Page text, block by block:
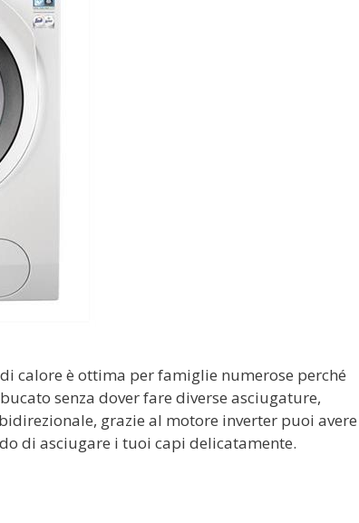
calore è ottima per famiglie numerose perché
senza dover fare diverse asciugature,
grazie al motore inverter puoi avere
di asciugare i tuoi capi delicatamente.